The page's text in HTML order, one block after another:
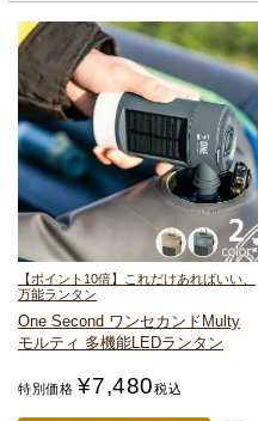
【ポイント10倍】これだけあればいい、
万能ランタン
One Second ワンセカンドMulty
モルティ 多機能LEDランタン
特別価格 ¥7,480税込